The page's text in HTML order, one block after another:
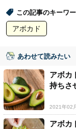
この記事のキーワ
アボカド
あわせて読みたい
アボカ
持ちさ
2021年02
アボカ